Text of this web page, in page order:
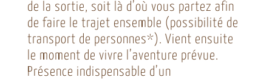
de la sortie, soit là d’où vous partez afin
de faire le trajet ensemble (possibilité de
transport de personnes*). Vient ensuite
le moment de vivre l’aventure prévue.
Présence indispensable d’un